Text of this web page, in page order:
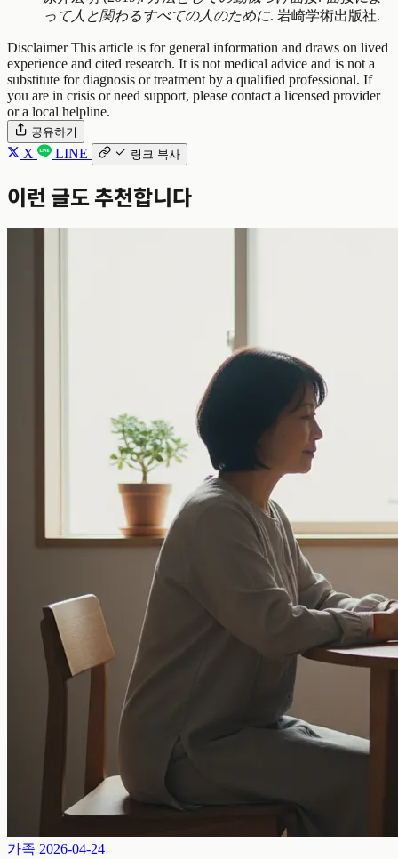
って人と関わるすべての人のために. 岩崎学術出版社.
DisclaimerThis article is for general information and draws on lived
experience and cited research. It is not medical advice and is not a
substitute for diagnosis or treatment by a qualified professional. If
you are in crisis or need support, please contact a licensed provider
or a local helpline.
공유하기
X LINE 링크 복사
이런 글도 추천합니다
가족 2026-04-24